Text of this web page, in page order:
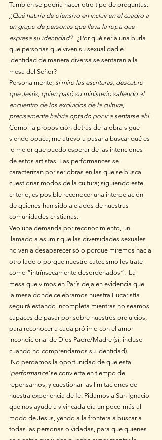
También se podría hacer otro tipo de preguntas:
¿Qué habría de ofensivo en incluir en el cuadro a
un grupo de personas que lleva la ropa que
expresa su identidad? ¿Por qué sería una burla
que personas que viven su sexualidad e
identidad de manera diversa se sentaran a la
mesa del Señor?
Personalmente, si miro las escrituras, descubro
que Jesús, quien pasó su ministerio saliendo al
encuentro de los excluidos de la cultura,
precisamente habría optado por ir a sentarse ahí.
Como  la proposición detrás de la obra sigue
siendo opaca, me atrevo a pasar a buscar qué es
lo mejor que puedo esperar de las intenciones
de estos artistas. Las performances se
caracterizan por ser obras en las que se busca
cuestionar modos de la cultura; siguiendo este
criterio, es posible reconocer una interpelación
de quienes han sido alejados de nuestras
comunidades cristianas.
Veo una demanda por reconocimiento, un
llamado a asumir que las diversidades sexuales
no van a desaparecer sólo porque miremos hacia
otro lado o porque nuestro catecismo les trate
como “intrínsecamente desordenados”.  La
mesa que vimos en París deja en evidencia que
la mesa donde celebramos nuestra Eucaristía
seguirá estando incompleta mientras no seamos
capaces de pasar por sobre nuestros prejuicios,
para reconocer a cada prójimo con el amor
incondicional de Dios Padre/Madre (sí, incluso
cuando no comprendamos su identidad).
No perdamos la oportunidad de que esta
‘performance’ se convierta en tiempo de
repensarnos, y cuestionar las limitaciones de
nuestra experiencia de fe. Pidamos a San Ignacio
que nos ayude a vivir cada día un poco más al
modo de Jesús, yendo a la frontera a buscar a
todas las personas olvidadas, para que quienes